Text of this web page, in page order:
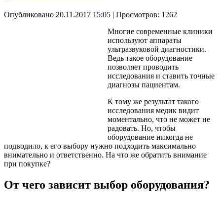
Опубликовано 20.11.2017 15:05 | Просмотров: 1262
Многие современные клиники
используют аппараты
ультразвуковой диагностики.
Ведь такое оборудование
позволяет проводить
исследования и ставить точные
диагнозы пациентам.
К тому же результат такого
исследования медик видит
моментально, что не может не
радовать. Но, чтобы
оборудование никогда не
подводило, к его выбору нужно подходить максимально
внимательно и ответственно. На что же обратить внимание
при покупке?
От чего зависит выбор оборудования?